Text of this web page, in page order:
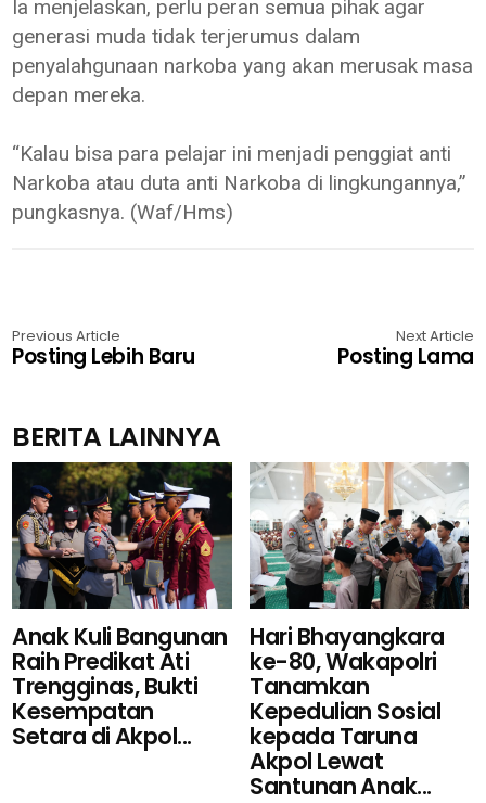
Ia menjelaskan, perlu peran semua pihak agar
generasi muda tidak terjerumus dalam
penyalahgunaan narkoba yang akan merusak masa
depan mereka.
“Kalau bisa para pelajar ini menjadi penggiat anti
Narkoba atau duta anti Narkoba di lingkungannya,”
pungkasnya. (Waf/Hms)
Previous Article
Posting Lebih Baru
Next Article
Posting Lama
BERITA LAINNYA
Anak Kuli Bangunan
Raih Predikat Ati
Trengginas, Bukti
Kesempatan
Setara di Akpol...
Hari Bhayangkara
ke-80, Wakapolri
Tanamkan
Kepedulian Sosial
kepada Taruna
Akpol Lewat
Santunan Anak...